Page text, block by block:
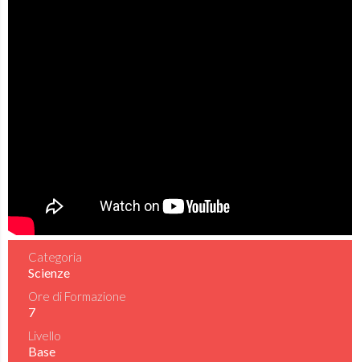
Categoria
Scienze
Ore di Formazione
7
Livello
Base